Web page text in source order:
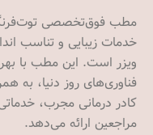
مطب فوق‌تخصصی توت‌فرنگی
خدمات زیبایی و تناسب
ویزر است. این مطب با
فناوری‌های روز دنیا، به
کادر درمانی مجرب،
مراجعین ارائه می‌دهد.